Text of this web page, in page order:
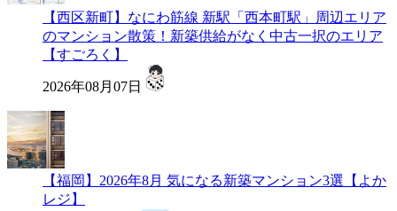
【西区新町】なにわ筋線 新駅「西本町駅」周辺エリア
のマンション散策！新築供給がなく中古一択のエリア
【すごろく】
2026年08月07日
【福岡】2026年8月 気になる新築マンション3選【よか
レジ】